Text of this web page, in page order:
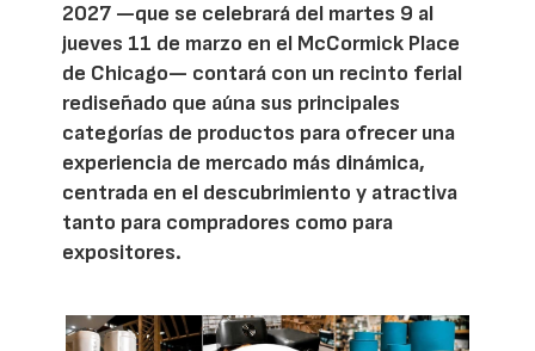
2027 —que se celebrará del martes 9 al
jueves 11 de marzo en el McCormick Place
de Chicago— contará con un recinto ferial
rediseñado que aúna sus principales
categorías de productos para ofrecer una
experiencia de mercado más dinámica,
centrada en el descubrimiento y atractiva
tanto para compradores como para
expositores.